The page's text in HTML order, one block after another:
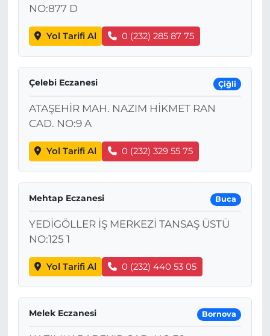
NO:877 D
Yol Tarifi Al 0 (232) 285 87 75
Çelebi Eczanesi Çiğli
ATAŞEHİR MAH. NAZIM HİKMET RAN
CAD. NO:9 A
Yol Tarifi Al 0 (232) 329 55 75
Mehtap Eczanesi Buca
YEDİGÖLLER İŞ MERKEZİ TANSAŞ ÜSTÜ
NO:125 1
Yol Tarifi Al 0 (232) 440 53 05
Melek Eczanesi Bornova